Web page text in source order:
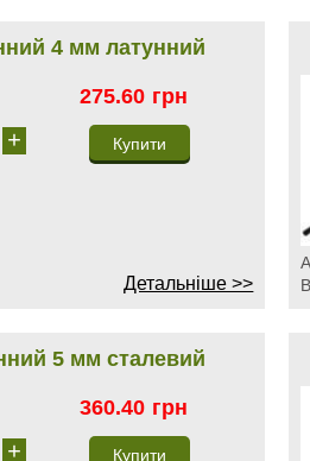
4 мм латунний
275.60 грн
+
Детальніше >>
5 мм сталевий
360.40 грн
+